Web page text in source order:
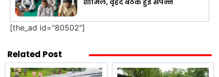
शामिल, वृहद बैठक हुई संपन्न
[the_ad id="80502"]
Related Post